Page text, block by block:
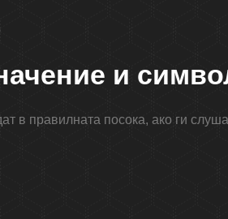
и
в правилната посока, ако ги